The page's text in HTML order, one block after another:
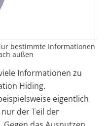
bestimmte Informationen
außen
Informationen zu
Hiding.
eigentlich
der Teil der